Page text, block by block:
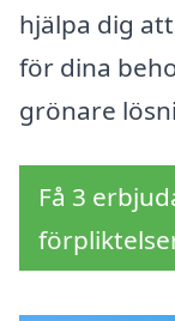
hjälpa dig
för dina
grönare
Få 3